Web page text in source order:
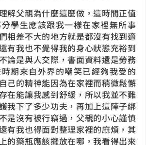
父親為什麼這麼做，這時間正值
學生應該跟我一樣在家裡無所事
相差不大的地方就是都沒有找到適
有我也不覺得我的身心狀態充裕到
論是與人交際，書面資料還是勞務
時期來自外界的嘲笑已經夠我受的
己的精神能因為在家裡而稍微鬆懈
在能讓我感到舒緩，所以我並不難
我下了多少功夫，再加上這陣子綁
是沒有被行竊過，父親的小心謹慎
有我也得面對整理家裡的麻煩，其
的藥瓶應該擺放在哪，我看得出來